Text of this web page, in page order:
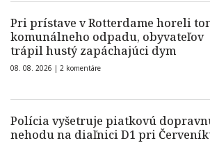
Pri prístave v Rotterdame horeli
komunálneho odpadu, obyvateľov
trápil hustý zapáchajúci dym
08. 08. 2026 | 2 komentáre
Polícia vyšetruje piatkovú
nehodu na diaľnici D1 pri